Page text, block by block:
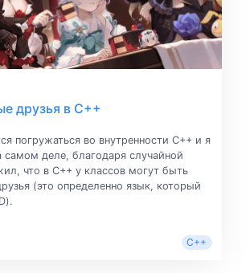
друзья в С++
погружаться во внутренности С++ и я
самом деле, благодаря случайной
что в С++ у классов могут быть
(это определенно язык, который
C++